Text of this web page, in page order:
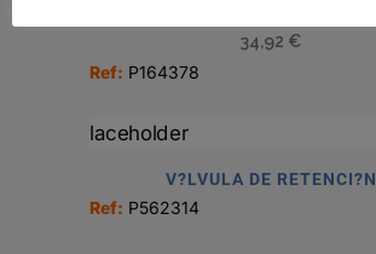
34,92 €
Ref: P164378
V?LVULA DE RETENCI?N
Ref: P562314